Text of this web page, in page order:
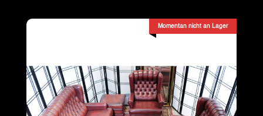
Momentan nicht an Lager